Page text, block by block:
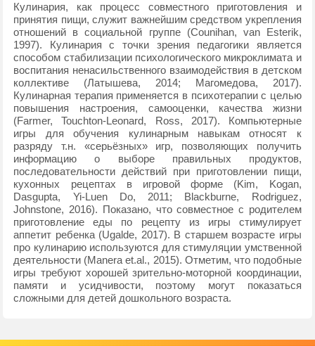
Кулинария, как процесс совместного приготовления и
принятия пищи, служит важнейшим средством укрепления
отношений в социальной группе (Counihan, van Esterik,
1997). Кулинария с точки зрения педагогики является
способом стабилизации психологического микроклимата и
воспитания ненасильственного взаимодействия в детском
коллективе (Латышева, 2014; Магомедова, 2017).
Кулинарная терапия применяется в психотерапии с целью
повышения настроения, самооценки, качества жизни
(Farmer, Touchton-Leonard, Ross, 2017). Компьютерные
игры для обучения кулинарным навыкам относят к
разряду т.н. «серьёзных» игр, позволяющих получить
информацию о выборе правильных продуктов,
последовательности действий при приготовлении пищи,
кухонных рецептах в игровой форме (Kim, Kogan,
Dasgupta, Yi-Luen Do, 2011; Blackburne, Rodriguez,
Johnstone, 2016). Показано, что совместное с родителем
приготовление еды по рецепту из игры стимулирует
аппетит ребенка (Ugalde, 2017). В старшем возрасте игры
про кулинарию используются для стимуляции умственной
деятельности (Manera et.al., 2015). Отметим, что подобные
игры требуют хорошей зрительно-моторной координации,
памяти и усидчивости, поэтому могут показаться
сложными для детей дошкольного возраста.